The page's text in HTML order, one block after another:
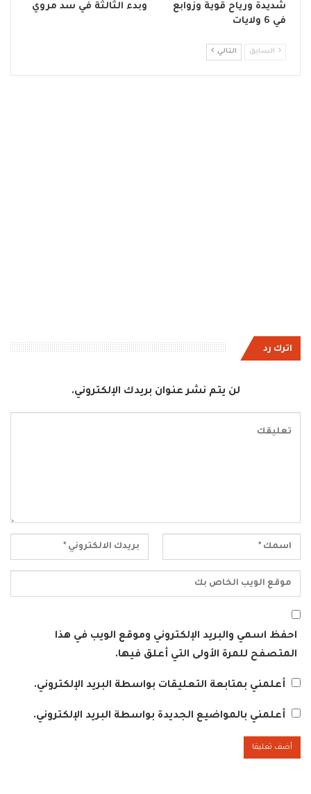
شديدة ورياح قوية وزوابع
في 6 ولايات
وبدء الثالثة في سد مروي
السابق التالي
اترك رد
لن يتم نشر عنوان بريدك الإلكتروني.
احفظ اسمي والبريد الإلكتروني وموقع الويب في هذا
المتصفح للمرة الأولى التي أعلق فيها.
أعلمني بمتابعة التعليقات بواسطة البريد الإلكتروني.
أعلمني بالمواضيع الجديدة بواسطة البريد الإلكتروني.